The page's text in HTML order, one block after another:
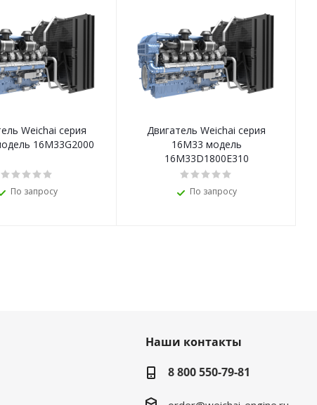
Weichai серия
16M33G2000
По запросу
Двигатель Weichai серия
16M33 модель
16M33D1800E310
По запросу
Наши контакты
8 800 550-79-81